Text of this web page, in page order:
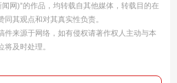
网)”的作品，均转载自其他媒体，转载目的在
其观点和对其真实性负责。
来源于网络，如有侵权请著作权人主动与本
将及时处理。